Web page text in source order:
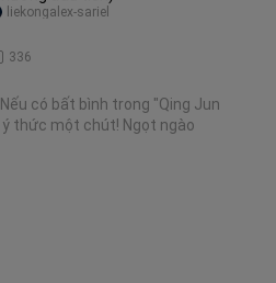
336
liekongalex-sariel
có bất bình trong "Qing Jun
ý thức một chút! Ngọt ngào